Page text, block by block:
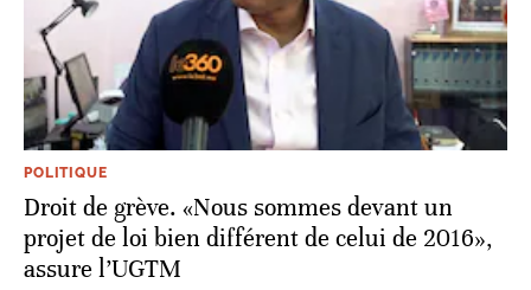
POLITIQUE
Droit de grève. «Nous sommes devant un
projet de loi bien différent de celui de 2016»,
assure l’UGTM